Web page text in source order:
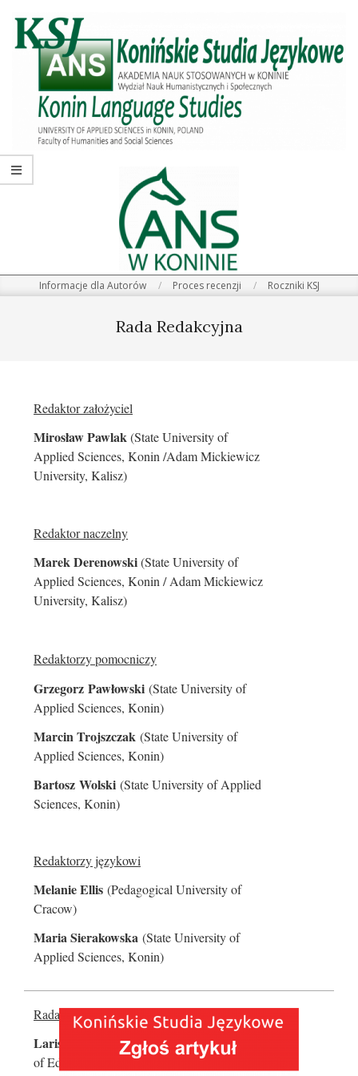
content
Navigation
Menu
Informacje dla Autorów Proces recenzji Roczniki KSJ
Rada Redakcyjna
Redaktor założyciel
Mirosław Pawlak(State University of
Applied Sciences, Konin /Adam Mickiewicz
University, Kalisz)
Redaktor naczelny
Marek Derenowski(State University of
Applied Sciences, Konin / Adam Mickiewicz
University, Kalisz)
Redaktorzy pomocniczy
Grzegorz Pawłowski (State University of
Applied Sciences, Konin)
Marcin Trojszczak (State University of
Applied Sciences, Konin)
Bartosz Wolski (State University of Applied
Sciences, Konin)
Redaktorzy językowi
Melanie Ellis (Pedagogical University of
Cracow)
Maria Sierakowska (State University of
Applied Sciences, Konin)
Rada Wydawnicza
Larissa Aronin
(Oranim Academic College
of Education, Haifa, Israel)
04-
25